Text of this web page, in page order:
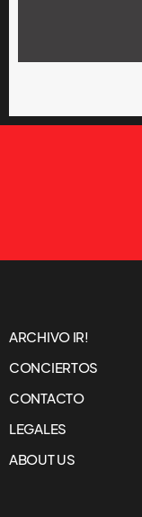
ARCHIVO IR!
CONCIERTOS
CONTACTO
LEGALES
ABOUT US